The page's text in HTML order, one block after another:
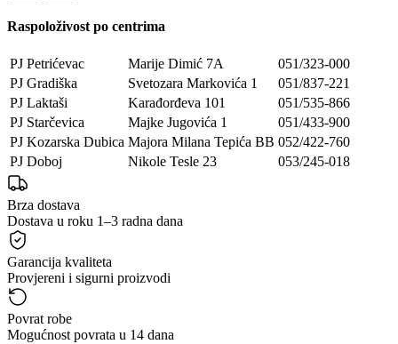
Raspoloživost po centrima
PJ Petrićevac Marije Dimić 7A
051/323-000
PJ Gradiška
Svetozara Markovića 1
051/837-221
PJ Laktaši
Karađorđeva 101
051/535-866
PJ Starčevica
Majke Jugovića 1
051/433-900
PJ Kozarska Dubica Majora Milana Tepića BB 052/422-760
PJ Doboj
Nikole Tesle 23 053/245-018
Brza dostava
Dostava u roku 1–3 radna dana
Garancija kvaliteta
Provjereni i sigurni proizvodi
Povrat robe
Mogućnost povrata u 14 dana